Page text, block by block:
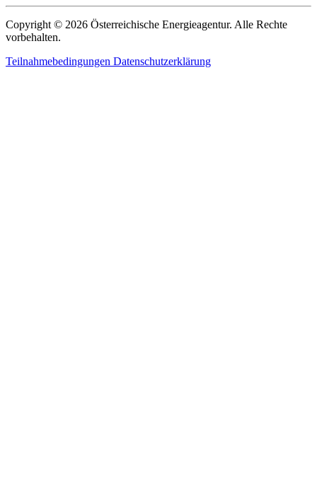
Copyright © 2026 Österreichische Energieagentur. Alle Rechte
vorbehalten.
Teilnahmebedingungen Datenschutzerklärung